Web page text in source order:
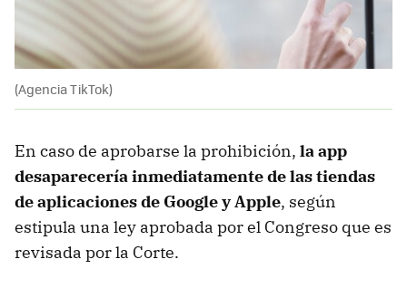
(Agencia TikTok)
En caso de aprobarse la prohibición, la app
desaparecería inmediatamente de las tiendas
de aplicaciones de Google y Apple, según
estipula una ley aprobada por el Congreso que es
revisada por la Corte.